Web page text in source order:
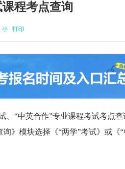
程考点查询
小 打印
“中英合作”专业课程考试考点查
询》模块选择《“两学”考试》或《